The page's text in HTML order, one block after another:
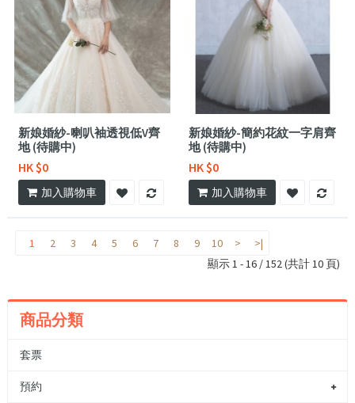
新娘婚紗-喇叭袖透視低V齊
地 (待購中)
HK $0
加入購物車
新娘婚紗-簡約花紋一字肩齊
地 (待購中)
HK $0
加入購物車
1 2 3 4 5 6 7 8 9 10 >
>|
顯示 1 - 16 / 152 (共計 10 頁)
商品分類
套票
預約